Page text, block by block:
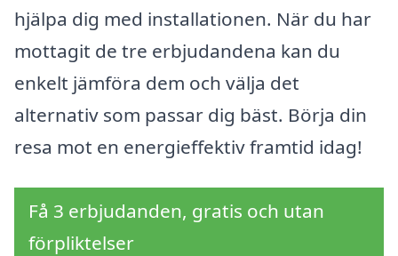
hjälpa dig med installationen. När du har
mottagit de tre erbjudandena kan du
enkelt jämföra dem och välja det
alternativ som passar dig bäst. Börja din
resa mot en energieffektiv framtid idag!
Få 3 erbjudanden, gratis och utan
förpliktelser